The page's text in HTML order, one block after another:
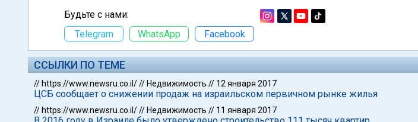
Будьте с нами:
Telegram
WhatsApp Facebook
ССЫЛКИ ПО ТЕМЕ
// https://www.newsru.co.il/// Недвижимость // 12 января 2017
ЦСБ сообщает о снижении продаж на израильском первичном рынке жилья
// https://www.newsru.co.il/// Недвижимость // 11 января 2017